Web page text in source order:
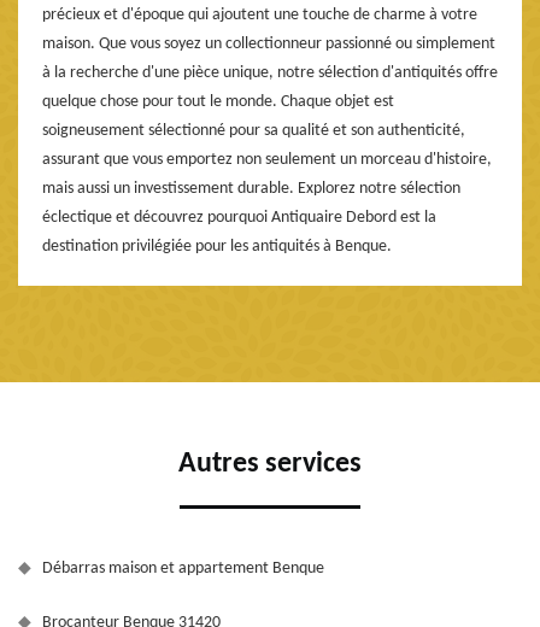
précieux et d'époque qui ajoutent une touche de charme à votre
maison. Que vous soyez un collectionneur passionné ou simplement
à la recherche d'une pièce unique, notre sélection d'antiquités offre
quelque chose pour tout le monde. Chaque objet est
soigneusement sélectionné pour sa qualité et son authenticité,
assurant que vous emportez non seulement un morceau d'histoire,
mais aussi un investissement durable. Explorez notre sélection
éclectique et découvrez pourquoi Antiquaire Debord est la
destination privilégiée pour les antiquités à Benque.
Autres services
Débarras maison et appartement Benque
Brocanteur Benque 31420